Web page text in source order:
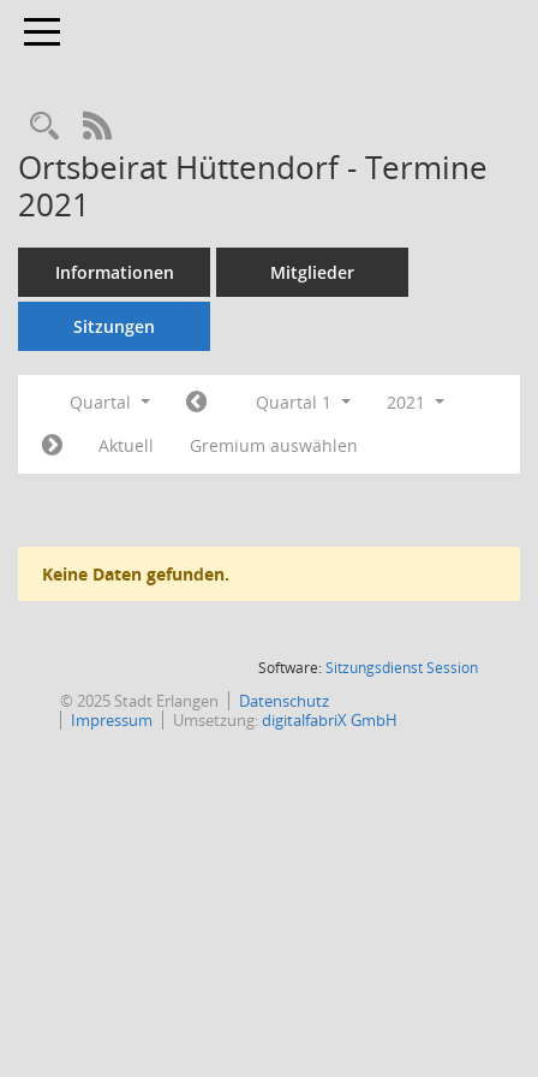
Toggle navigation
Rechercheauswahl
RSS-Feed
Ortsbeirat Hüttendorf - Termine
2021
Informationen Mitglieder
Sitzungen
Quartal Quartal 1
2021
Aktuell
Gremium auswählen
Keine Daten gefunden.
Software:SitzungsdienstSession(Wird in
© 2025 Stadt Erlangen
Datenschutz
Impressum
Umsetzung:digitalfabriX GmbH